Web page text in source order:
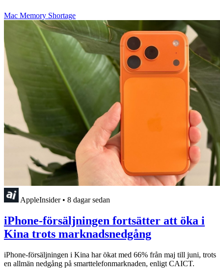
Mac Memory Shortage
AppleInsider • 8 dagar sedan
iPhone-försäljningen fortsätter att öka i
Kina trots marknadsnedgång
iPhone-försäljningen i Kina har ökat med 66% från maj till juni, trots
en allmän nedgång på smarttelefonmarknaden, enligt CAICT.